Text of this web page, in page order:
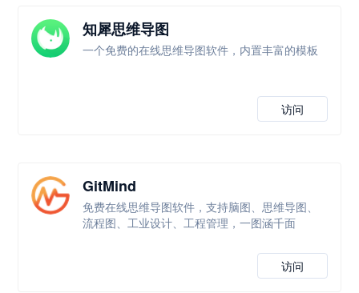
知犀思维导图
一个免费的在线思维导图软件，内置丰富的模板
访问
GitMind
免费在线思维导图软件，支持脑图、思维导图、
流程图、工业设计、工程管理，一图涵千面
访问